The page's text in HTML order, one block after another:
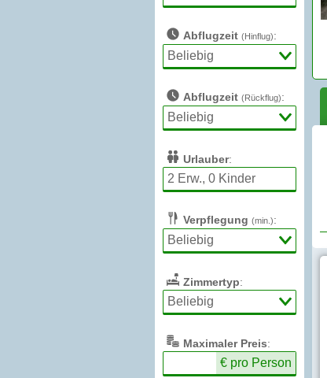
Abflugzeit (Hinflug):
Abflugzeit (Rückflug):
Urlauber:
Verpflegung (min.):
Zimmertyp:
Maximaler Preis:
€ pro Person